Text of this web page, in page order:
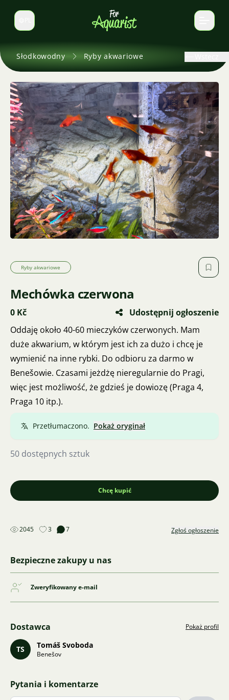
Zmień język
Słodkowodny Ryby akwariowe
Ryby akwariowe
Mechówka czerwona
0 Kč
Udostępnij ogłoszenie
Oddaję około 40-60 mieczyków czerwonych. Mam
duże akwarium, w którym jest ich za dużo i chcę je
wymienić na inne rybki. Do odbioru za darmo w
Benešowie. Czasami jeżdżę nieregularnie do Pragi,
więc jest możliwość, że gdzieś je dowiozę (Praga 4,
Praga 10 itp.).
Przetłumaczono. Pokaż oryginał
50 dostępnych sztuk
Chcę kupić
2045 3 7 Zgłoś ogłoszenie
Bezpieczne zakupy u nas
Zweryfikowany e-mail
Dostawca Pokaż profil
TS Tomáš Svoboda
Benešov
Pytania i komentarze